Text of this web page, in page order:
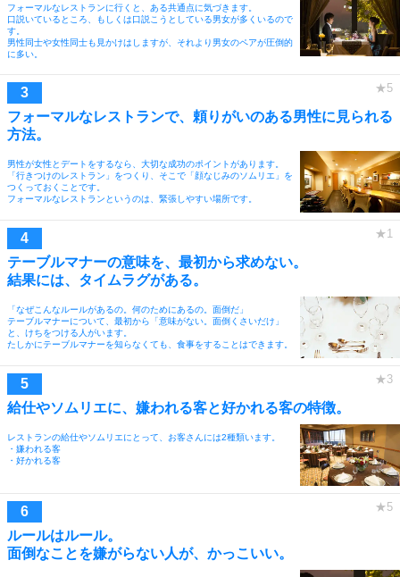
フォーマルなレストランに行くと、ある共通点に気づきます。
口説いているところ、もしくは口説こうとしている男女が多くいるので
す。
男性同士や女性同士も見かけはしますが、それより男女のペアが圧倒的
に多い。
フォーマルなレストランで、頼りがいのある男性に見られる
方法。
男性が女性とデートをするなら、大切な成功のポイントがあります。
「行きつけのレストラン」をつくり、そこで「顔なじみのソムリエ」を
つくっておくことです。
フォーマルなレストランというのは、緊張しやすい場所です。
テーブルマナーの意味を、最初から求めない。
結果には、タイムラグがある。
「なぜこんなルールがあるの。何のためにあるの。面倒だ」
テーブルマナーについて、最初から「意味がない。面倒くさいだけ」
と、けちをつける人がいます。
たしかにテーブルマナーを知らなくても、食事をすることはできます。
給仕やソムリエに、嫌われる客と好かれる客の特徴。
レストランの給仕やソムリエにとって、お客さんには2種類います。
・嫌われる客
・好かれる客
ルールはルール。
面倒なことを嫌がらない人が、かっこいい。